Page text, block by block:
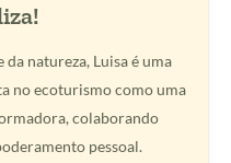
natureza, Luisa é uma
no ecoturismo como uma
colaborando
pessoal.